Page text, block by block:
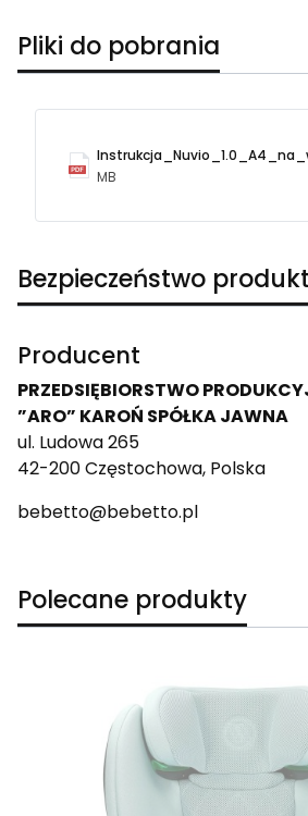
Pliki do pobrania
MB
Bezpieczeństwo
Producent
PRZEDSIĘBIORSTWO
”ARO” KAROŃ SPÓŁKA JAWNA
ul. Ludowa 265
42-200 Częstochowa, Polska
bebetto@bebetto.pl
Polecane produkty